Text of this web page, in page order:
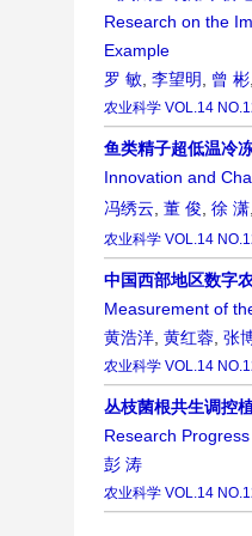
Research on the
Example
罗 敏 李望明 曾 彬
农业科学 VOL.14
鱼类精子超低温冷
Innovation and
冯绣云 董 俊 徐 潇
农业科学 VOL.14
中国西部地区数字
Measurement of
黄浩洋 黄红蓉 张
农业科学 VOL.14
丛枝菌根共生调控
Research
彭 涛
农业科学 VOL.14